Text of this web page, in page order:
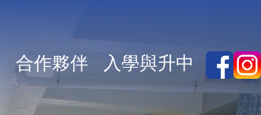
合作夥伴 入學與升中